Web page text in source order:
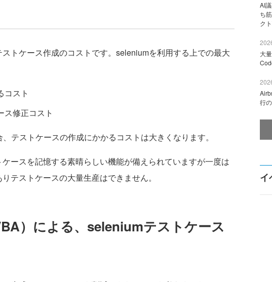
トケース作成のコストです。seleniumを利用する上での最大
コスト
ス修正コスト
テストケースの作成にかかるコストは大きくなります。
ケースを記憶する素晴らしい機能が備えられていますが一度は
テストケースの大量生産はできません。
）による、seleniumテストケース
AI
ち
ク
大
行
イ